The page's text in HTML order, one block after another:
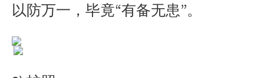
以防万一，毕竟“有备无患”。